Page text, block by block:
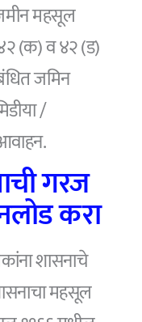
जमीन महसूल
(क) व ४२ (ड)
जमिन
/
गरज
करा
शासनाचे
महसूल